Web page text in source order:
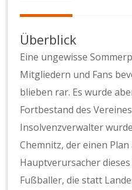
Überblick
Eine ungewisse
Mitgliedern und Fans
blieben rar. Es wurde
Fortbestand des
Insolvenzverwalter
Chemnitz, der einen
Hauptverursacher
Fußballer, die statt